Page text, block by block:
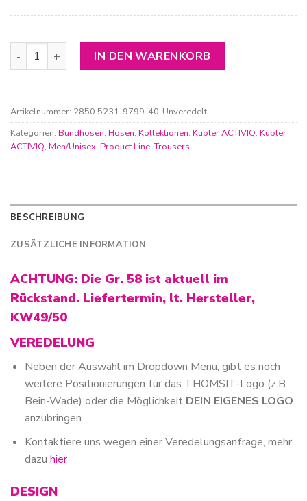
Kübler Activiq Stretch Hose Menge
IN DEN WARENKORB
Artikelnummer: 2850 5231-9799-40-Unveredelt
Kategorien: Bundhosen, Hosen, Kollektionen, Kübler ACTIVIQ, Kübler
ACTIVIQ, Men/Unisex, Product Line,Trousers
BESCHREIBUNG
ZUSÄTZLICHE INFORMATION
ACHTUNG: Die Gr. 58 ist aktuell im
Rückstand. Liefertermin, lt. Hersteller,
KW49/50
VEREDELUNG
Neben der Auswahl im Dropdown Menü, gibt es noch
weitere Positionierungen für das THOMSIT-Logo (z.B.
Bein-Wade) oder die Möglichkeit DEIN EIGENES LOGO
anzubringen
Kontaktiere uns wegen einer Veredelungsanfrage, mehr
dazu hier
DESIGN